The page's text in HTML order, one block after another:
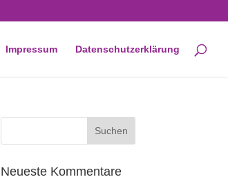
Impressum Datenschutzerklärung
Neueste Kommentare